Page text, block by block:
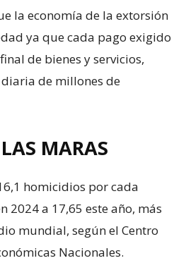
la economía de la extorsión
ya que cada pago exigido
de bienes y servicios,
de millones de
MARAS
homicidios por cada
2024 a 17,65 este año, más
mundial, según el Centro
Nacionales.